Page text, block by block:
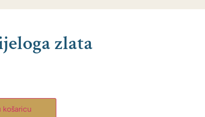
zlata
košaricu